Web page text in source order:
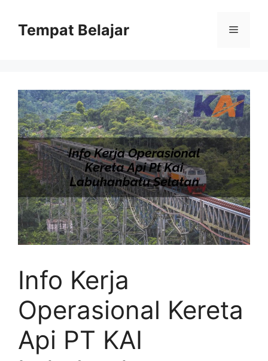
contentTempat Belajar Menu
Info Kerja
Operasional Kereta
Api PT KAI